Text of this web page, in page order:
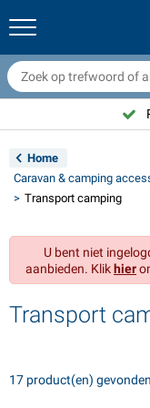
&
elektra
verlichting
verlichting
interieur
& 24V toebehoren
& camper
& camper
accessoires
en beslag
en sluitingen
en onderhoud
&
artikelen
Deutsch
English
Français
Norsk
Dansk
Home
Caravan & camping
Transport camping
U bent niet
aanbieden. Klikhier
Transport
17 product(en) gevonden